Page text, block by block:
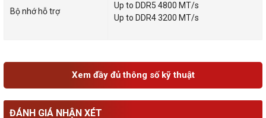
Bộ nhớ hỗ trợ
Up to DDR5 4800 MT/s
Up to DDR4 3200 MT/s
Xem đầy đủ thông số kỹ thuật
ĐÁNH GIÁ NHẬN XÉT